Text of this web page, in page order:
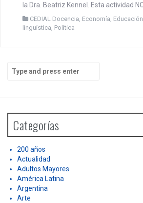
la Dra. Beatriz Kennel. Esta actividad
CEDIAL Docencia Economía Educación
linguística Política
h
o
Categorías
200 años
Actualidad
Adultos Mayores
América Latina
Argentina
Arte